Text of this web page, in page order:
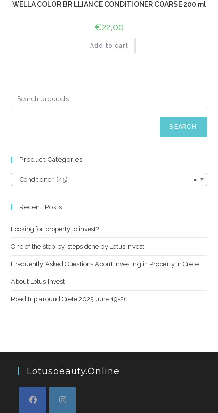
WELLA COLOR BRILLIANCE CONDITIONER COARSE 200 ml
€22,00
Add to cart
SEARCH
Product Categories
×
Conditioner (45)
Recent Posts
Looking for property to invest?
One of the step-by-steps done by Lotus Invest
Frequently Asked Questions About Investing in Property in Crete
About Lotus Invest
Road trip around Crete 2025 June 19-26
Lotusbeauty.online